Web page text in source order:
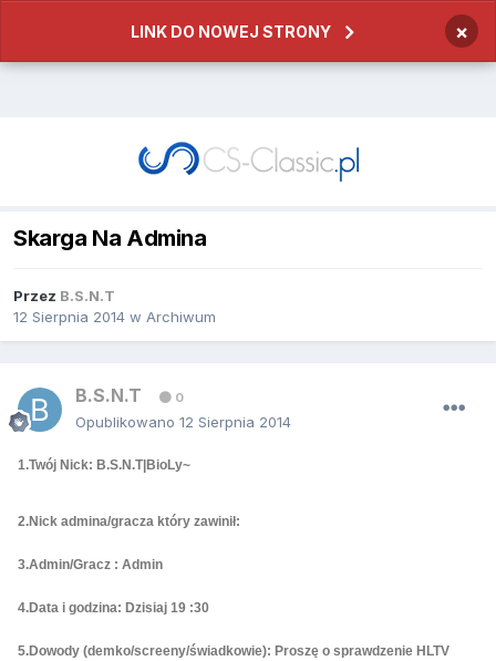
LINK DO NOWEJ STRONY ×
Skarga Na Admina
Przez B.S.N.T
12 Sierpnia 2014 w Archiwum
B.S.N.T 0
Opublikowano 12 Sierpnia 2014
1.Twój Nick: B.S.N.T|BioLy~
2.Nick admina/gracza który zawinił:
3.Admin/Gracz : Admin
4.Data i godzina: Dzisiaj 19 :30
5.Dowody (demko/screeny/świadkowie): Proszę o sprawdzenie HLTV